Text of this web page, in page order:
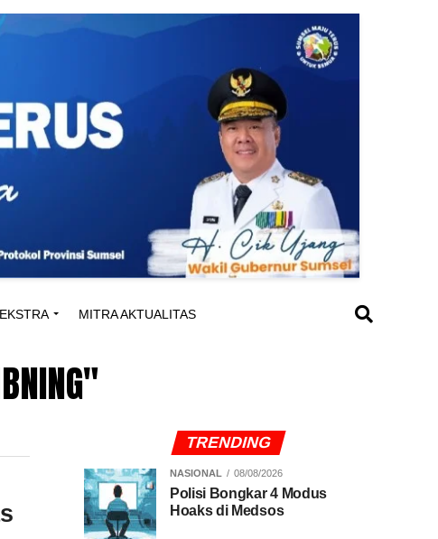
EKSTRA MITRA AKTUALITAS
TRENDING
NASIONAL 08/08/2026
Polisi Bongkar 4 Modus
Hoaks di Medsos